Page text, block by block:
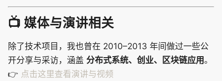
📺 媒体与演讲相关
除了技术项目，我也曾在 2010–2013 年间做过一些公
开分享与采访，涵盖 分布式系统、创业、区块链应用。
👉 点击这里查看演讲与视频